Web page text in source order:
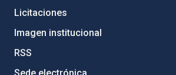
Licitaciones
Imagen institucional
RSS